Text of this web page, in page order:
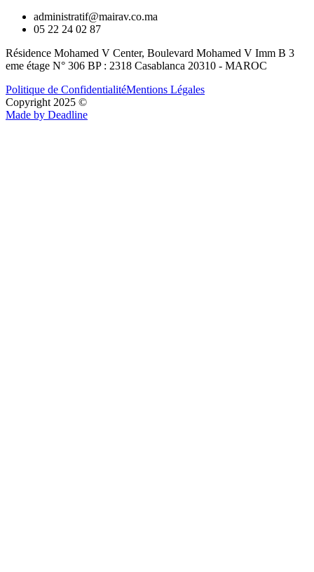
administratif@mairav.co.ma
05 22 24 02 87
Résidence Mohamed V Center, Boulevard Mohamed V Imm B 3
eme étage N° 306 BP : 2318 Casablanca 20310 - MAROC
Politique de ConfidentialitéMentions Légales
Copyright 2025 ©
Made by Deadline